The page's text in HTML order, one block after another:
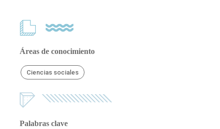
Áreas de conocimiento
Ciencias sociales
Palabras clave